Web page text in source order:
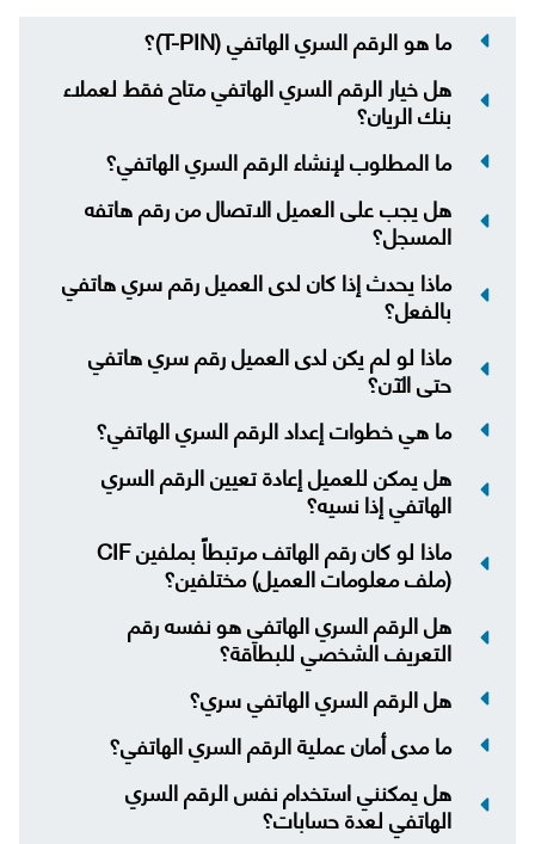
ما هو الرقم السري الهاتفي (T-PIN)؟
هل خيار الرقم السري الهاتفي متاح فقط لعملاء
بنك الريان؟
ما المطلوب لإنشاء الرقم السري الهاتفي؟
هل يجب على العميل الاتصال من رقم هاتفه
المسجل؟
ماذا يحدث إذا كان لدى العميل رقم سري هاتفي
بالفعل؟
ماذا لو لم يكن لدى العميل رقم سري هاتفي
حتى الآن؟
ما هي خطوات إعداد الرقم السري الهاتفي؟
هل يمكن للعميل إعادة تعيين الرقم السري
الهاتفي إذا نسيه؟
ماذا لو كان رقم الهاتف مرتبطاً بملفين CIF
(ملف معلومات العميل) مختلفين؟
هل الرقم السري الهاتفي هو نفسه رقم
التعريف الشخصي للبطاقة؟
هل الرقم السري الهاتفي سري؟
ما مدى أمان عملية الرقم السري الهاتفي؟
هل يمكنني استخدام نفس الرقم السري
الهاتفي لعدة حسابات؟